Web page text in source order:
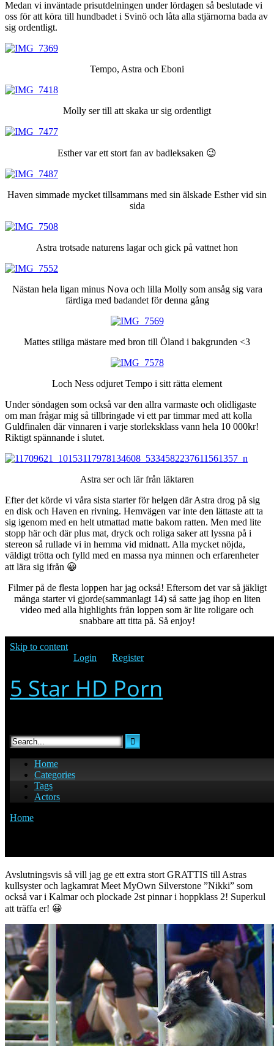
Medan vi inväntade prisutdelningen under lördagen så beslutade vi
oss för att köra till hundbadet i Svinö och låta alla stjärnorna bada av
sig ordentligt.
Tempo, Astra och Eboni
Molly ser till att skaka ur sig ordentligt
Esther var ett stort fan av badleksaken 😉
Haven simmade mycket tillsammans med sin älskade Esther vid sin
sida
Astra trotsade naturens lagar och gick på vattnet hon
Nästan hela ligan minus Nova och lilla Molly som ansåg sig vara
färdiga med badandet för denna gång
Mattes stiliga mästare med bron till Öland i bakgrunden <3
Loch Ness odjuret Tempo i sitt rätta element
Under söndagen som också var den allra varmaste och olidligaste
om man frågar mig så tillbringade vi ett par timmar med att kolla
Guldfinalen där vinnaren i varje storleksklass vann hela 10 000kr!
Riktigt spännande i slutet.
Astra ser och lär från läktaren
Efter det körde vi våra sista starter för helgen där Astra drog på sig
en disk och Haven en rivning. Hemvägen var inte den lättaste att ta
sig igenom med en helt utmattad matte bakom ratten. Men med lite
stopp här och där plus mat, dryck och roliga saker att lyssna på i
stereon så rullade vi in hemma vid midnatt. Alla mycket nöjda,
väldigt trötta och fylld med en massa nya minnen och erfarenheter
att lära sig ifrån 😀
Filmer på de flesta loppen har jag också! Eftersom det var så jäkligt
många starter vi gjorde(sammanlagt 14) så satte jag ihop en liten
video med alla highlights från loppen som är lite roligare och
snabbare att titta på. Så enjoy!
Avslutningsvis så vill jag ge ett extra stort GRATTIS till Astras
kullsyster och lagkamrat Meet MyOwn Silverstone ”Nikki” som
också var i Kalmar och plockade 2st pinnar i hoppklass 2! Superkul
att träffa er! 😀